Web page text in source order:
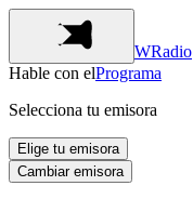
WRadio
Hable con elPrograma
Selecciona tu emisora
Elige tu emisora
Cambiar emisora